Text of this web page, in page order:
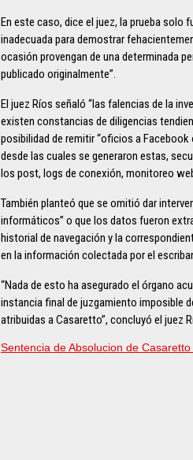
En este caso, dice el juez, la prueba solo
inadecuada para demostrar
ocasión provengan de una determinada
publicado originalmente”.
El juez Ríos señaló “las falencias de la
existen constancias de diligencias
posibilidad de remitir “oficios a
desde las cuales se generaron estas,
los post, logs de conexión, monitoreo
También planteó que se omitió dar
informáticos” o que los datos fueron
historial de navegación y la
en la información colectada por el
“Nada de esto ha asegurado el órgano
instancia final de juzgamiento imposible
atribuidas a Casaretto”, concluyó el juez
Sentencia de Absolucion de Casaretto